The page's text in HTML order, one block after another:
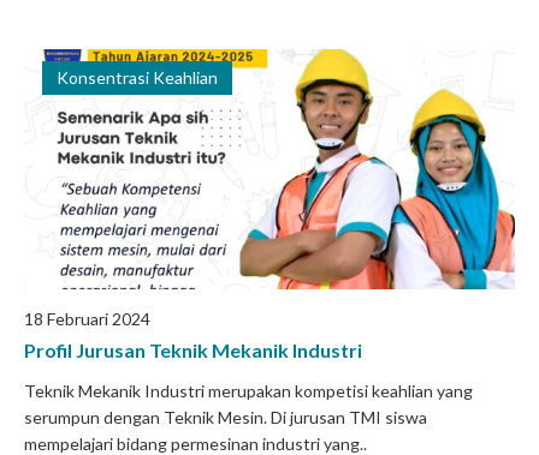
Konsentrasi Keahlian
18 Februari 2024
Profil Jurusan Teknik Mekanik Industri
Teknik Mekanik Industri merupakan kompetisi keahlian yang
serumpun dengan Teknik Mesin. Di jurusan TMI siswa
mempelajari bidang permesinan industri yang..